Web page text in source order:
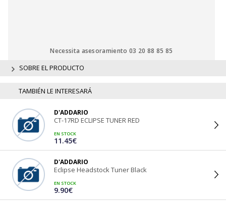
Necessita asesoramiento 03 20 88 85 85
SOBRE EL PRODUCTO
TAMBIÉN LE INTERESARÁ
D'ADDARIO
CT-17RD ECLIPSE TUNER RED
EN STOCK
11.45€
D'ADDARIO
Eclipse Headstock Tuner Black
EN STOCK
9.90€